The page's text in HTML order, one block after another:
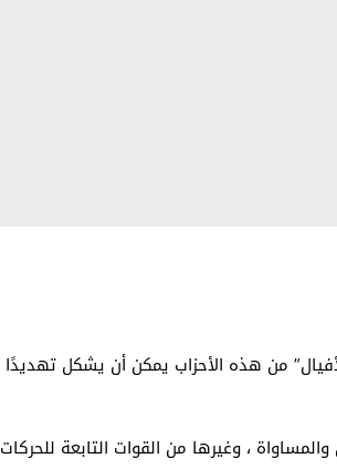
من هذه الأحزاب يمكن أن يشكل تهديدًا
والمساواة ، وغيرها من القوات التابعة للحركات